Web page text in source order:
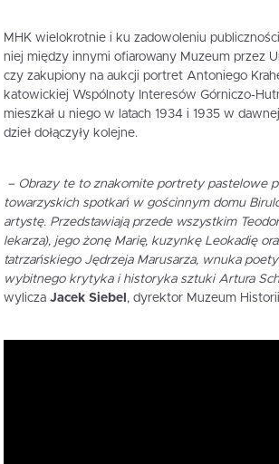
MHK wielokrotnie i ku zadowoleniu
niej między innymi ofiarowany Muzeum przez
czy zakupiony na aukcji portret Antoniego
katowickiej Wspólnoty Interesów Górniczo-
mieszkał u niego w latach 1934 i 1935 w
dzieł dołączyły kolejne.
– Obrazy te to znakomite portrety pastelowe
towarzyskich spotkań w gościnnym domu
artystę. Przedstawiają przede wszystkim
lekarza), jego żonę Marię, kuzynkę Leokadię
tatrzańskiego Jędrzeja Marusarza, wnuka
wybitnego krytyka i historyka sztuki Artura
wylicza Jacek Siebel , dyrektor Muzeum